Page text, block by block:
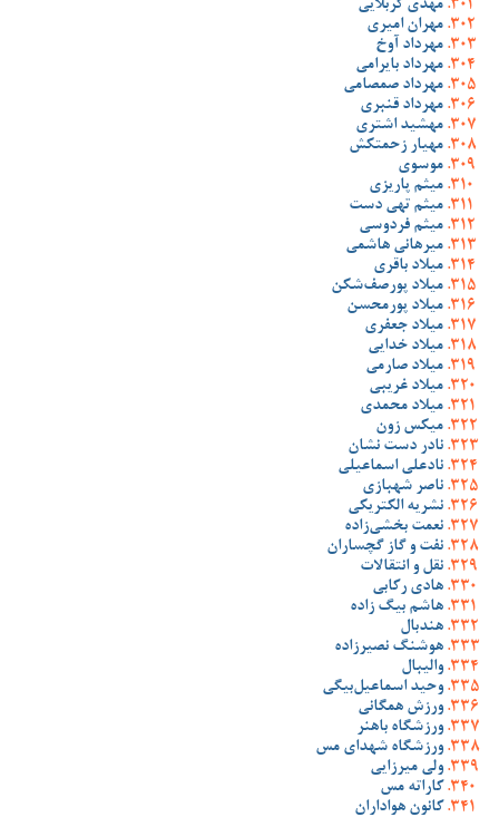
مهدی کربلایی
مهران امیری
مهرداد آوخ
مهرداد بایرامی
مهرداد صمصامی
مهرداد قنبری
مهشید اشتری
مهیار زحمتکش
موسوی
میثم پاریزی
میثم تهی دست
میثم فردوسی
میرهانی هاشمی
میلاد باقری
میلاد پورصف‌شکن
میلاد پورمحسن
میلاد جعفری
میلاد خدایی
میلاد صارمی
میلاد غریبی
میلاد محمدی
میکس زون
نادر دست نشان
نادعلی اسماعیلی
ناصر شهبازی
نشریه الکتریکی
نعمت بخشی‌زاده
نفت و گاز گچساران
نقل و انتقالات
هادی رکابی
هاشم بیگ زاده
هندبال
هوشنگ نصیرزاده
والیبال
وحید اسماعیل‌بیگی
ورزش همگانی
ورزشگاه باهنر
ورزشگاه شهدای مس
ولی میرزایی
کاراته مس
کانون هواداران